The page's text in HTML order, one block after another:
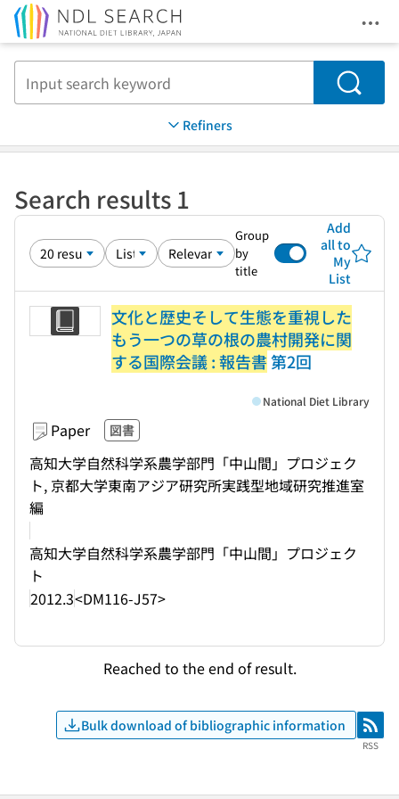
Search
Refiners
Search results 1
Group
by
title
Add
all to
My
List
文化と歴史そして生態を重視した
もう一つの草の根の農村開発に関
する国際会議 : 報告書第2回
Paper 図書
高知大学自然科学系農学部門「中山間」プロジェク
ト, 京都大学東南アジア研究所実践型地域研究推進室
編
高知大学自然科学系農学部門「中山間」プロジェク
ト
2012.3<DM116-J57>
National Diet Library
Reached to the end of result.
Bulk download of bibliographic information RSS
RSS